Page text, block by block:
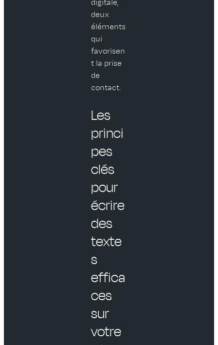
digitale,
deux
éléments
qui
favorisen
t la prise
de
contact.
Les
princi
pes
clés
pour
écrire
des
texte
s
effica
ces
sur
votre